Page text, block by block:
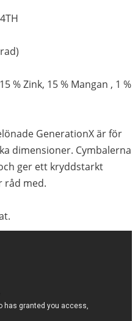
% Zink, 15 % Mangan , 1 %
GenerationX är för
dimensioner. Cymbalerna
ger ett kryddstarkt
råd med.